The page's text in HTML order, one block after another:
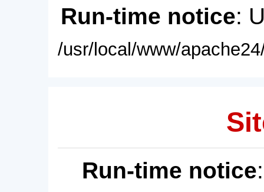
Run-time notice:
/usr/local/www/
Run-time notice